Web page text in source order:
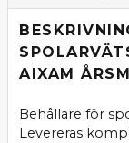
AIXAM
Behållare för
Levereras